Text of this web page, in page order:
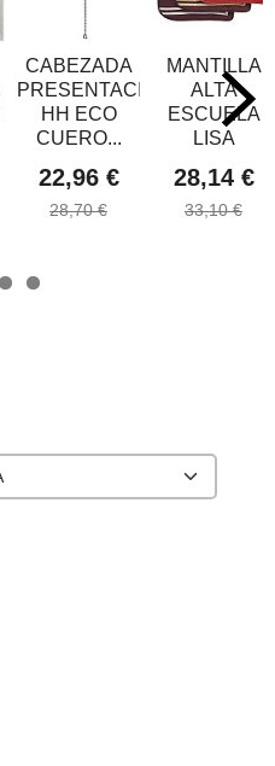
CABEZADA
PRESENTACION
HH ECO
CUERO...
22,96 €
28,70 €
MANTILLA
ALTA
ESCUELA
LISA
28,14 €
33,10 €